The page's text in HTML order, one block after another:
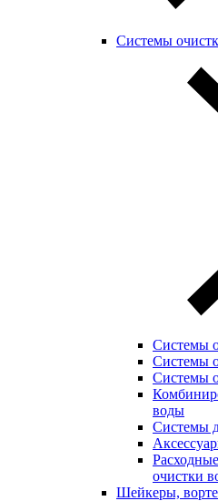
Системы
Системы
Системы
Системы
воды
Системы
очистки
Шейкеры,